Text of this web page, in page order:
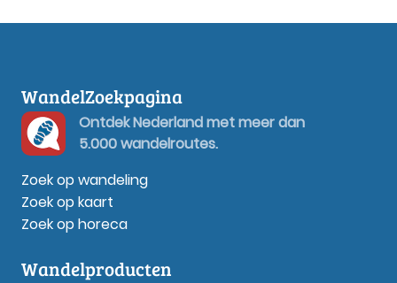
WandelZoekpagina
Ontdek Nederland met meer dan
5.000 wandelroutes.
Zoek op wandeling
Zoek op kaart
Zoek op horeca
Wandelproducten